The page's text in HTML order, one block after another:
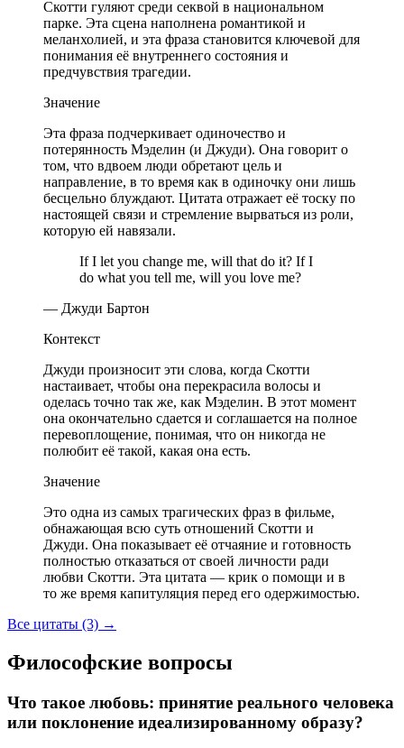
Скотти гуляют среди секвой в национальном
парке. Эта сцена наполнена романтикой и
меланхолией, и эта фраза становится ключевой для
понимания её внутреннего состояния и
предчувствия трагедии.
Значение
Эта фраза подчеркивает одиночество и
потерянность Мэделин (и Джуди). Она говорит о
том, что вдвоем люди обретают цель и
направление, в то время как в одиночку они лишь
бесцельно блуждают. Цитата отражает её тоску по
настоящей связи и стремление вырваться из роли,
которую ей навязали.
If I let you change me, will that do it? If I
do what you tell me, will you love me?
— Джуди Бартон
Контекст
Джуди произносит эти слова, когда Скотти
настаивает, чтобы она перекрасила волосы и
оделась точно так же, как Мэделин. В этот момент
она окончательно сдается и соглашается на полное
перевоплощение, понимая, что он никогда не
полюбит её такой, какая она есть.
Значение
Это одна из самых трагических фраз в фильме,
обнажающая всю суть отношений Скотти и
Джуди. Она показывает её отчаяние и готовность
полностью отказаться от своей личности ради
любви Скотти. Эта цитата — крик о помощи и в
то же время капитуляция перед его одержимостью.
Все цитаты (3) →
Философские вопросы
Что такое любовь: принятие реального человека
или поклонение идеализированному образу?